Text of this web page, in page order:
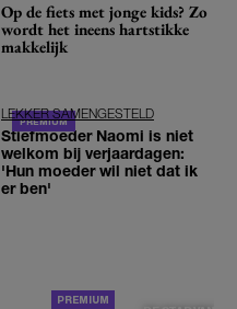
Op de fiets met jonge kids? Zo
wordt het ineens hartstikke
makkelijk
LEKKER SAMENGESTELD
Stiefmoeder Naomi is niet
welkom bij verjaardagen:
'Hun moeder wil niet dat ik
er ben'